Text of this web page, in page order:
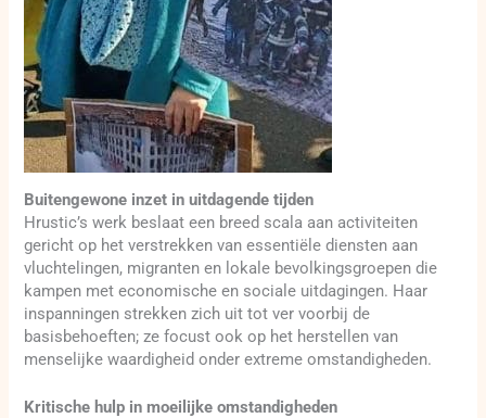
Buitengewone inzet in uitdagende tijden
Hrustic’s werk beslaat een breed scala aan activiteiten
gericht op het verstrekken van essentiële diensten aan
vluchtelingen, migranten en lokale bevolkingsgroepen die
kampen met economische en sociale uitdagingen. Haar
inspanningen strekken zich uit tot ver voorbij de
basisbehoeften; ze focust ook op het herstellen van
menselijke waardigheid onder extreme omstandigheden.
Kritische hulp in moeilijke omstandigheden